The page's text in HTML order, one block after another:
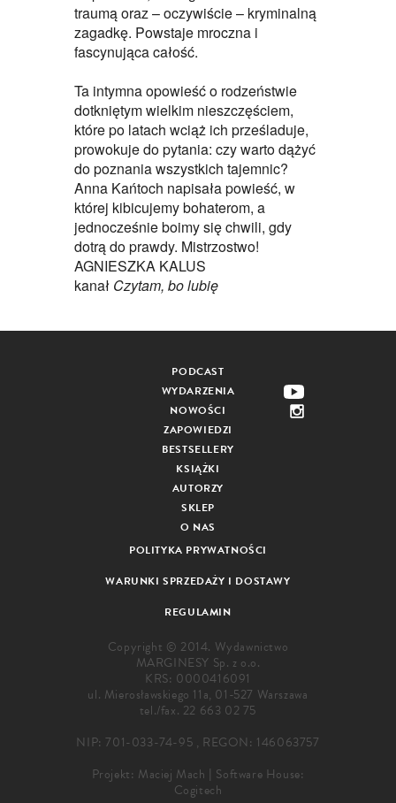
traumą oraz – oczywiście – kryminalną
zagadkę. Powstaje mroczna i
fascynująca całość.
Ta intymna opowieść o rodzeństwie
dotkniętym wielkim nieszczęściem,
które po latach wciąż ich prześladuje,
prowokuje do pytania: czy warto dążyć
do poznania wszystkich tajemnic?
Anna Kańtoch napisała powieść, w
której kibicujemy bohaterom, a
jednocześnie boimy się chwili, gdy
dotrą do prawdy. Mistrzostwo!
AGNIESZKA KALUS
kanał Czytam, bo lubię
PODCAST
WYDARZENIA
NOWOŚCI
ZAPOWIEDZI
BESTSELLERY
KSIĄŻKI
AUTORZY
SKLEP
O NAS
POLITYKA PRYWATNOŚCI
WARUNKI SPRZEDAŻY I DOSTAWY
REGULAMIN
Copyright © 2014. Wydawnictwo
MARGINESY Sp. z o.o.
KRS: 0000416091
ul. Mierosławskiego 11a, 01-527 Warszawa
tel./fax. 22 663 02 75
NIP: 701-033-74-95 , REGON: 146063757
Projekt: Maciej Mach | Software House:
Cogitech